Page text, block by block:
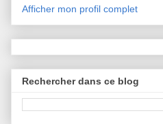
Afficher mon profil complet
Rechercher dans ce blog